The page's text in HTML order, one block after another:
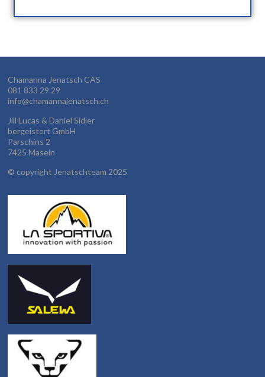
Chamanna Jenatsch CAS
081 833 29 29
info@chamannajenatsch.ch
Jill Lucas & Daniel Sidler
bergeistert GmbH
Parschins 2
7425 Masein
© copyright Jenatschteam 2025